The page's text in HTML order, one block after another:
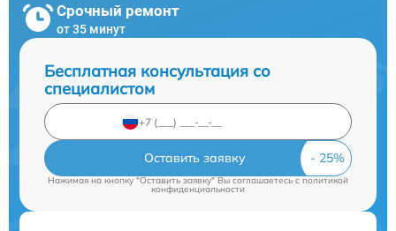
Срочный ремонт
от 35 минут
Бесплатная консультация со
специалистом
Оставить заявку
Нажимая на кнопку "Оставить заявку" Вы соглашаетесь c политикой
конфиденциальности